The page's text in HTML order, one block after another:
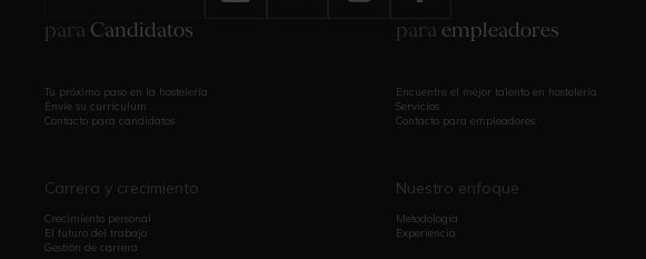
para Candidatos
Tu próximo paso en la hostelería
Envíe su currículum
Contacto para candidatos
Carrera y crecimiento
Crecimiento personal
El futuro del trabajo
Gestión de carrera
para empleadores
Encuentre el mejor talento en hostelería
Servicios
Contacto para empleadores
Nuestro enfoque
Metodología
Experiencia